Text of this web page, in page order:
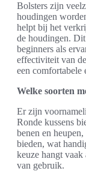
Bolsters zijn
houdingen
helpt bij het
de houdingen.
beginners als
effectiviteit van
een comfortabele
Welke soorten
Er zijn
Ronde kussens
benen en
bieden, wat
keuze hangt
van gebruik.